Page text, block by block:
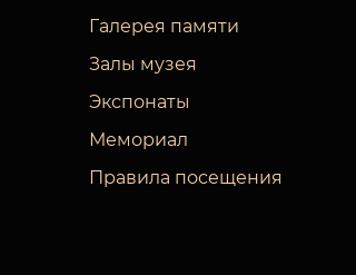
Галерея памяти
Залы музея
Экспонаты
Мемориал
Правила посещения